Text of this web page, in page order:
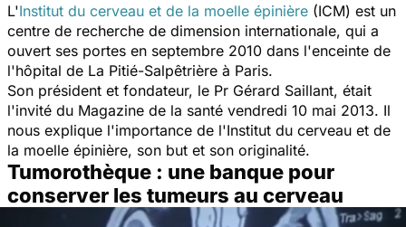
L'Institut du cerveau et de la moelle épinière (ICM) est un
centre de recherche de dimension internationale, qui a
ouvert ses portes en septembre 2010 dans l'enceinte de
l'hôpital de La Pitié-Salpêtrière à Paris.
Son président et fondateur, le Pr Gérard Saillant, était
l'invité du Magazine de la santé vendredi 10 mai 2013. Il
nous explique l'importance de l'Institut du cerveau et de
la moelle épinière, son but et son originalité.
Tumorothèque : une banque pour
conserver les tumeurs au cerveau